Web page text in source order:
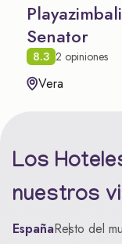
Senator
8.3 2 opiniones
Vera
Los
nuestros
EspañaResto del